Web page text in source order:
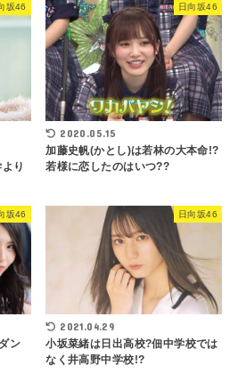
坂46
り
日向坂46
2020.05.15
加藤史帆(かとし)は若林の大本命!?
若様に恋したのはいつ??
坂46
ン
日向坂46
2021.04.29
小坂菜緒は日出高校?佃中学校では
なく井高野中学校!?